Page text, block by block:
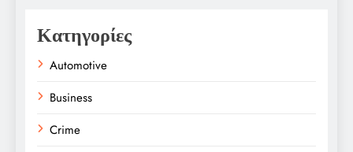
Κατηγορίες
Automotive
Business
Crime